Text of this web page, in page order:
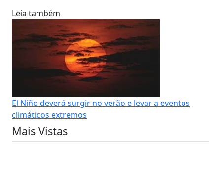
Leia também
El Niño deverá surgir no verão e levar a eventos
climáticos extremos
Mais Vistas